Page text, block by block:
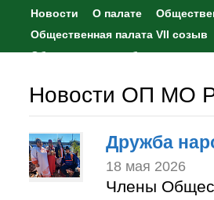
Новости О палате
Общественная палата VII созыв
Общественные наблюдения
Новости ОП МО
Дружба
18 мая 2026
Члены